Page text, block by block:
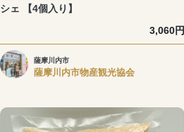
シェ 【4個入り】
3,060円
薩摩川内市
薩摩川内市物産観光協会